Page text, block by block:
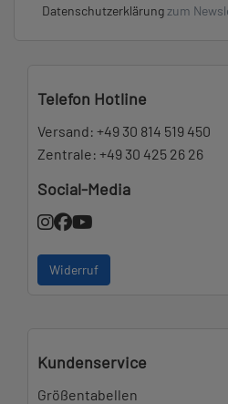
Datenschutzerklärung zum
Telefon Hotline
Versand: +49 30 814 519 450
Zentrale: +49 30 425 26 26
Social-Media
Widerruf
Kundenservice
Größentabellen